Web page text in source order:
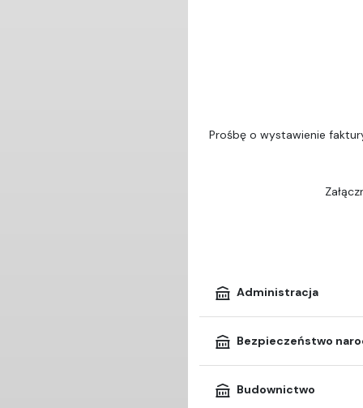
Prośbę o wystawienie
Administracja
Bezpieczeństwo
Budownictwo